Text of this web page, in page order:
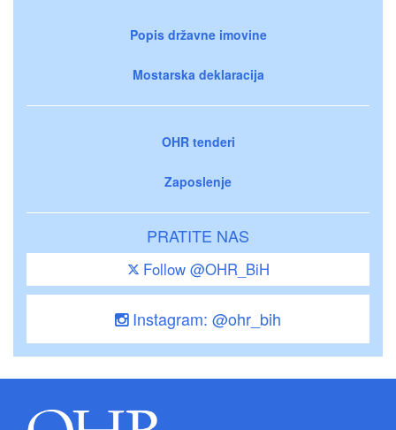
Popis državne imovine
Mostarska deklaracija
OHR tenderi
Zaposlenje
PRATITE NAS
Follow @OHR_BiH
Instagram: @ohr_bih